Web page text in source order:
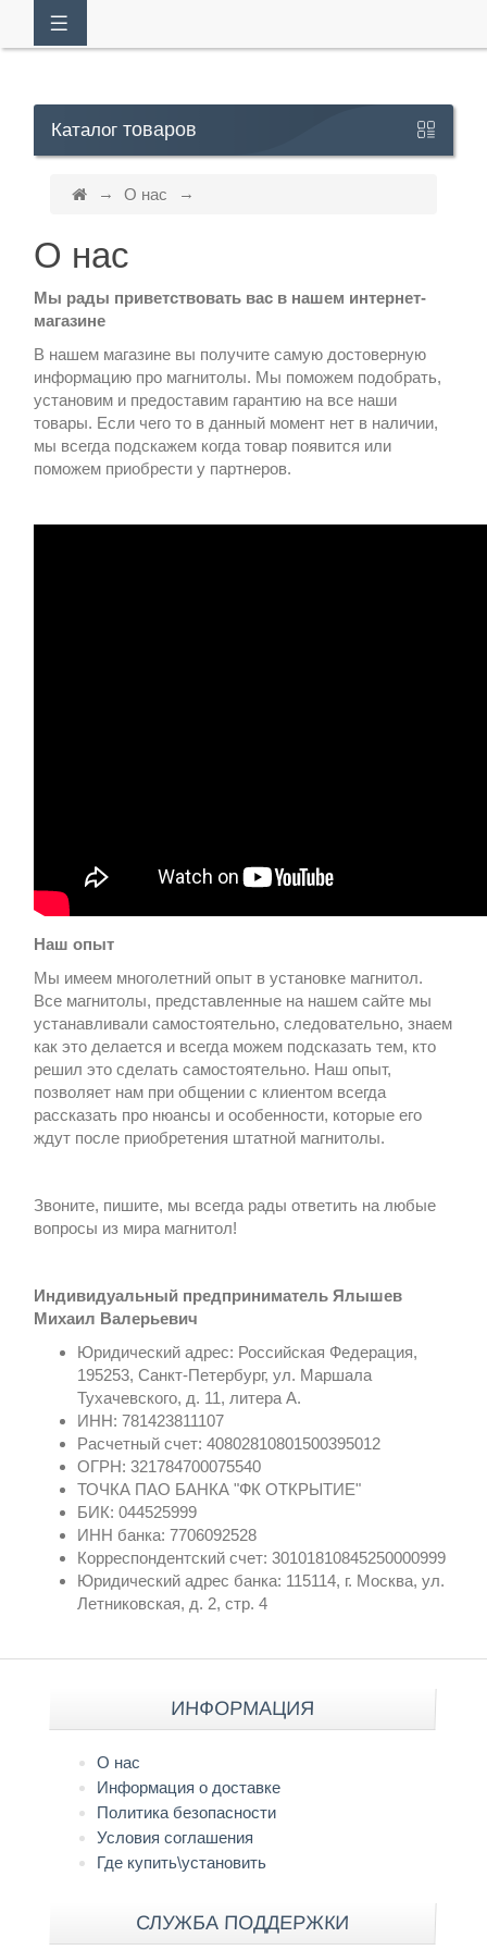
929
113-
13-
Режим
работы
Каталог товаров
О нас
О нас
Мы рады приветствовать вас в нашем интернет-
магазине
В нашем магазине вы получите самую достоверную
информацию про магнитолы. Мы поможем подобрать,
установим и предоставим гарантию на все наши
товары. Если чего то в данный момент нет в наличии,
мы всегда подскажем когда товар появится или
поможем приобрести у партнеров.
Наш опыт
Мы имеем многолетний опыт в установке магнитол.
Все магнитолы, представленные на нашем сайте мы
устанавливали самостоятельно, следовательно, знаем
как это делается и всегда можем подсказать тем, кто
решил это сделать самостоятельно. Наш опыт,
позволяет нам при общении с клиентом всегда
рассказать про нюансы и особенности, которые его
ждут после приобретения штатной магнитолы.
Звоните, пишите, мы всегда рады ответить на любые
вопросы из мира магнитол!
Индивидуальный предприниматель Ялышев
Михаил Валерьевич
Юридический адрес: Российская Федерация,
195253, Санкт-Петербург, ул. Маршала
Тухачевского, д. 11, литера А.
ИНН: 781423811107
Расчетный счет: 40802810801500395012
ОГРН: 321784700075540
ТОЧКА ПАО БАНКА "ФК ОТКРЫТИЕ"
БИК: 044525999
ИНН банка: 7706092528
Корреспондентский счет: 30101810845250000999
Юридический адрес банка: 115114, г. Москва, ул.
Летниковская, д. 2, стр. 4
ИНФОРМАЦИЯ
О нас
Информация о доставке
Политика безопасности
Условия соглашения
Где купить\установить
СЛУЖБА ПОДДЕРЖКИ